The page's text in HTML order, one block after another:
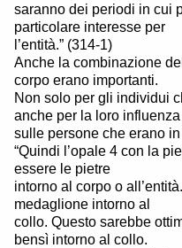
saranno dei periodi in cui
particolare interesse per
l’entità.” (314-1)
Anche la combinazione
corpo erano importanti.
Non solo per gli individui
anche per la loro influenza
sulle persone che erano
“Quindi l’opale 4 con la
essere le pietre
intorno al corpo o
medaglione intorno al
collo. Questo sarebbe
bensì intorno al collo.